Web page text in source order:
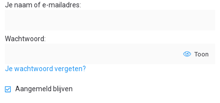
Je naam of e-mailadres
Wachtwoord
Toon
Je wachtwoord vergeten?
Aangemeld blijven